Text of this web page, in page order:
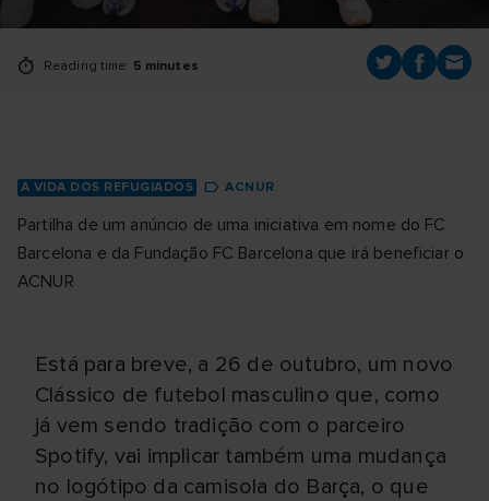
Reading time: 5 minutes
A VIDA DOS REFUGIADOS ACNUR
Partilha de um anúncio de uma iniciativa em nome do FC
Barcelona e da Fundação FC Barcelona que irá beneficiar o
ACNUR
Está para breve, a 26 de outubro, um novo
Clássico de futebol masculino que, como
já vem sendo tradição com o parceiro
Spotify, vai implicar também uma mudança
no logótipo da camisola do Barça, o que